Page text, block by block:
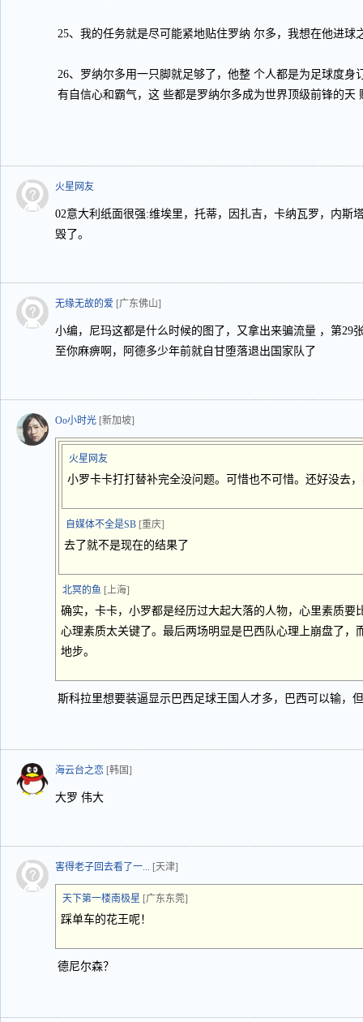
25、我的任务就是尽可能紧地贴住罗纳 尔多，我想在他进
26、罗纳尔多用一只脚就足够了，他整 个人都是为足球度身
有自信心和霸气，这 些都是罗纳尔多成为世界顶级前锋的
火星网友
02意大利纸面很强:维埃里，托蒂，因扎吉，卡纳瓦罗，内斯
毁了。
无缘无故的爱 [广东佛山]
小编，尼玛这都是什么时候的图了，又拿出来骗流量 ，第29
至你麻痹啊，阿德多少年前就自甘堕落退出国家队了
Oo小时光 [新加坡]
火星网友
小罗卡卡打打替补完全没问题。可惜也不可惜。还好没去
自媒体不全是SB [重庆]
去了就不是现在的结果了
北冥的鱼 [上海]
确实，卡卡，小罗都是经历过大起大落的人物，心里素质要
心理素质太关键了。最后两场明显是巴西队心理上崩盘了，
地步。
斯科拉里想要装逼显示巴西足球王国人才多，巴西可以输，
海云台之恋 [韩国]
大罗 伟大
害得老子回去看了一... [天津]
天下第一楼南极星 [广东东莞]
踩单车的花王呢！
德尼尔森？